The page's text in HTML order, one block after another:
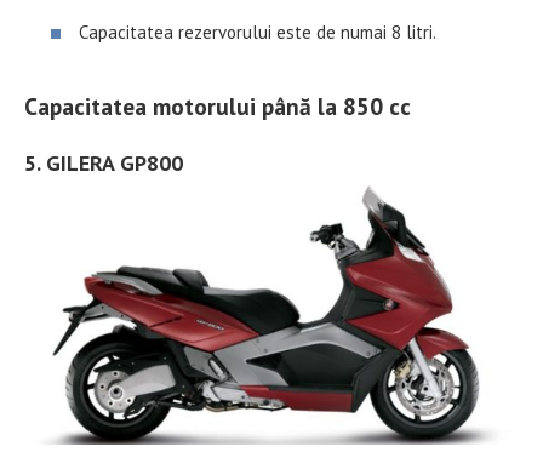
Capacitatea rezervorului este de numai 8 litri.
Capacitatea motorului până la 850 cc
5. GILERA GP800